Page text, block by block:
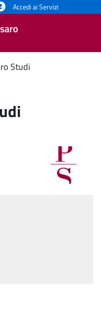
Accedi ai Servizi
Studi